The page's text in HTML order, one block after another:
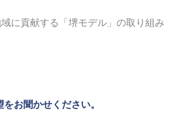
に貢献する「堺モデル」の取り組み
お聞かせください。